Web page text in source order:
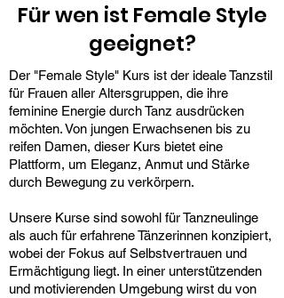
Für wen ist Female Style
geeignet?
Der "Female Style" Kurs ist der ideale Tanzstil
für Frauen aller Altersgruppen, die ihre
feminine Energie durch Tanz ausdrücken
möchten. Von jungen Erwachsenen bis zu
reifen Damen, dieser Kurs bietet eine
Plattform, um Eleganz, Anmut und Stärke
durch Bewegung zu verkörpern.
Unsere Kurse sind sowohl für Tanzneulinge
als auch für erfahrene Tänzerinnen konzipiert,
wobei der Fokus auf Selbstvertrauen und
Ermächtigung liegt. In einer unterstützenden
und motivierenden Umgebung wirst du von